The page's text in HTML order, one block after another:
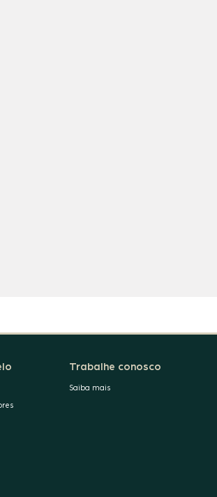
Trabalhe conosco
Saiba mais